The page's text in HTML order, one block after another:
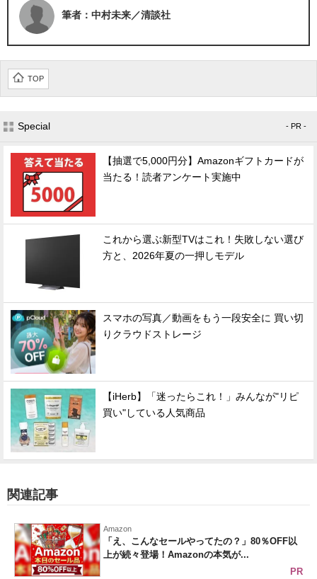
筆者：中村未来／清談社
TOP
Special - PR -
【抽選で5,000円分】Amazonギフトカードが
当たる！読者アンケート実施中
これから選ぶ新型TVはこれ！失敗しない選び
方と、2026年夏の一押しモデル
スマホの写真／動画をもう一段安全に 買い切
りクラウドストレージ
【iHerb】「迷ったらこれ！」みんなが"リピ
買い"している人気商品
関連記事
Amazon
「え、こんなセールやってたの？」80％OFF以
上が続々登場！Amazonの本気が...
PR